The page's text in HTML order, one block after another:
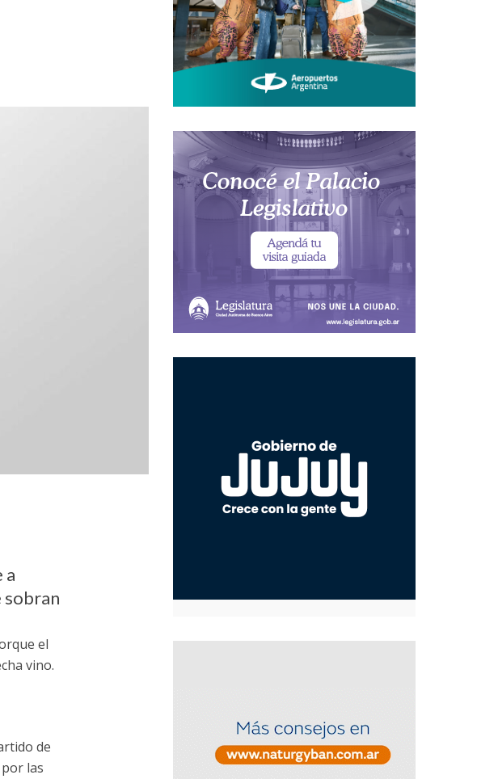
a
sobran
el
vino.
de
las